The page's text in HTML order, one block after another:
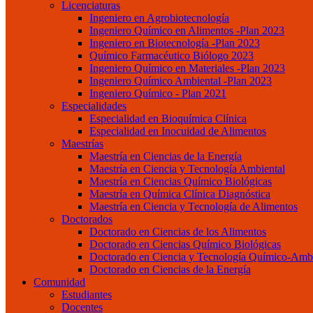
Licenciaturas
Ingeniero en Agrobiotecnología
Ingeniero Químico en Alimentos -Plan 2023
Ingeniero en Biotecnología -Plan 2023
Químico Farmacéutico Biólogo 2023
Ingeniero Químico en Materiales -Plan 2023
Ingeniero Químico Ambiental -Plan 2023
Ingeniero Químico - Plan 2021
Especialidades
Especialidad en Bioquímica Clínica
Especialidad en Inocuidad de Alimentos
Maestrías
Maestría en Ciencias de la Energía
Maestría en Ciencia y Tecnología Ambiental
Maestría en Ciencias Químico Biológicas
Maestría en Química Clínica Diagnóstica
Maestría en Ciencia y Tecnología de Alimentos
Doctorados
Doctorado en Ciencias de los Alimentos
Doctorado en Ciencias Químico Biológicas
Doctorado en Ciencia y Tecnología Químico-
Doctorado en Ciencias de la Energía
Comunidad
Estudiantes
Docentes